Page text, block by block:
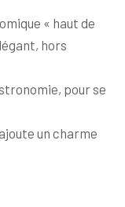
« haut de
hors
pour se
un charme